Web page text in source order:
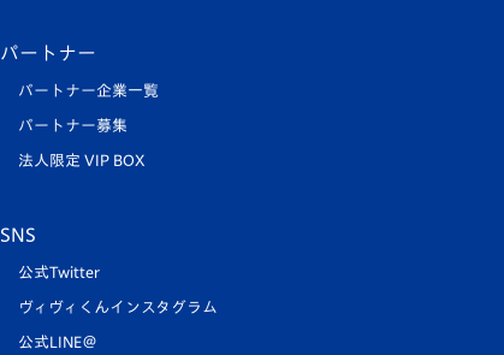
パートナー
パートナー企業一覧
パートナー募集
法人限定 VIP BOX
SNS
公式Twitter
ヴィヴィくんインスタグラム
公式LINE＠